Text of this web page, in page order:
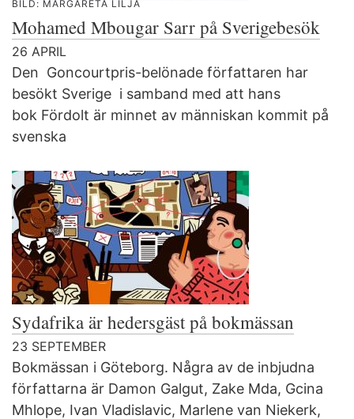
BILD: MARGARETA LILJA
Mohamed Mbougar Sarr på Sverigebesök
26 APRIL
Den Goncourtpris-belönade författaren har
besökt Sverige i samband med att hans
bok Fördolt är minnet av människan kommit på
svenska
Sydafrika är hedersgäst på bokmässan
23 SEPTEMBER
Bokmässan i Göteborg. Några av de inbjudna
författarna är Damon Galgut, Zake Mda, Gcina
Mhlope, Ivan Vladislavic, Marlene van Niekerk,